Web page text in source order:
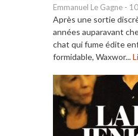
Emmanuel Le Gagne -
Après une sortie
années auparavant
chat qui fume édite
formidable, Waxwor...